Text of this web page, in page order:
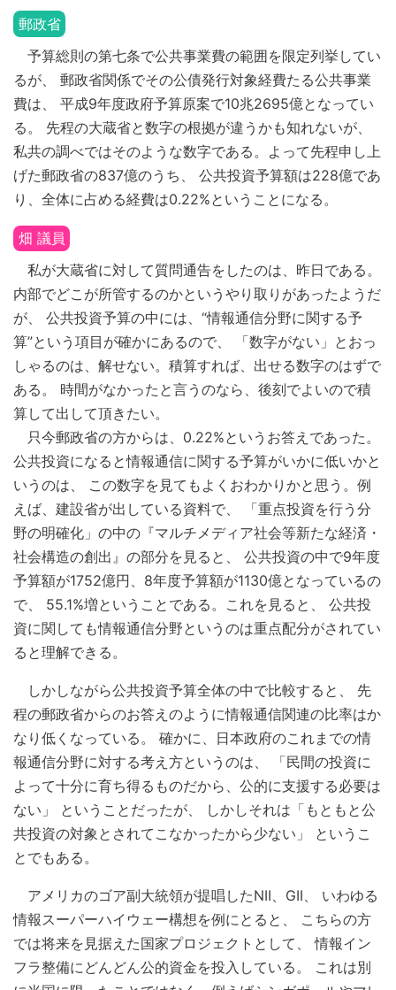
郵政省
予算総則の第七条で公共事業費の範囲を限定列挙してい
るが、 郵政省関係でその公債発行対象経費たる公共事業
費は、 平成9年度政府予算原案で10兆2695億となってい
る。 先程の大蔵省と数字の根拠が違うかも知れないが、
私共の調べではそのような数字である。よって先程申し上
げた郵政省の837億のうち、 公共投資予算額は228億であ
り、全体に占める経費は0.22%ということになる。
畑 議員
私が大蔵省に対して質問通告をしたのは、昨日である。
内部でどこが所管するのかというやり取りがあったようだ
が、 公共投資予算の中には、“情報通信分野に関する予
算”という項目が確かにあるので、 「数字がない」とおっ
しゃるのは、解せない。積算すれば、出せる数字のはずで
ある。 時間がなかったと言うのなら、後刻でよいので積
算して出して頂きたい。
只今郵政省の方からは、0.22%というお答えであった。
公共投資になると情報通信に関する予算がいかに低いかと
いうのは、 この数字を見てもよくおわかりかと思う。例
えば、建設省が出している資料で、 「重点投資を行う分
野の明確化」の中の『マルチメディア社会等新たな経済・
社会構造の創出』の部分を見ると、 公共投資の中で9年度
予算額が1752億円、8年度予算額が1130億となっているの
で、 55.1%増ということである。これを見ると、 公共投
資に関しても情報通信分野というのは重点配分がされてい
ると理解できる。
しかしながら公共投資予算全体の中で比較すると、 先
程の郵政省からのお答えのように情報通信関連の比率はか
なり低くなっている。 確かに、日本政府のこれまでの情
報通信分野に対する考え方というのは、 「民間の投資に
よって十分に育ち得るものだから、公的に支援する必要は
ない」 ということだったが、 しかしそれは「もともと公
共投資の対象とされてこなかったから少ない」 というこ
とでもある。
アメリカのゴア副大統領が提唱したNII、GII、 いわゆる
情報スーパーハイウェー構想を例にとると、 こちらの方
では将来を見据えた国家プロジェクトとして、 情報イン
フラ整備にどんどん公的資金を投入している。 これは別